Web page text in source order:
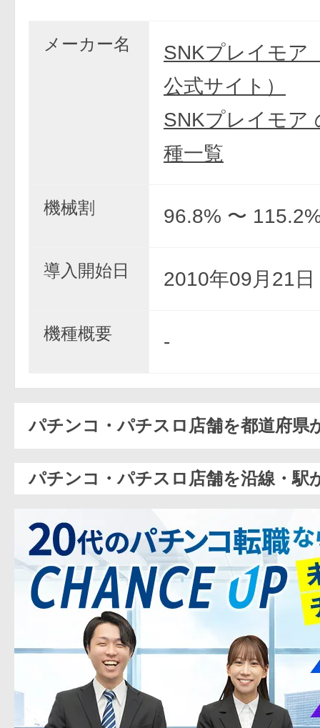
メーカー名
SNKプレイモア
公式サイト）
SNKプレイモア
種一覧
機械割 96.8% 〜
導入開始日 2010年09月21日
機種概要 -
パチンコ・パチスロ店舗を都道府県
パチンコ・パチスロ店舗を沿線・駅